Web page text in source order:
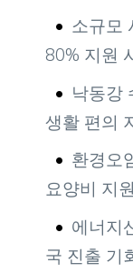
소규모
80% 지원
낙동강
생활 편의
환경오
요양비 지
에너지
국 진출 기